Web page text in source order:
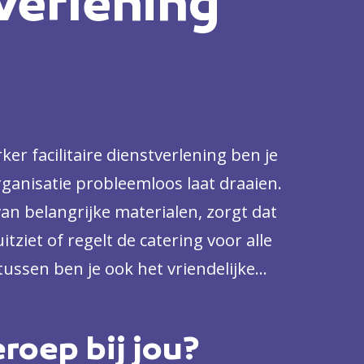
facilitaire dienstverlening ben je
probleemloos laat draaien.
belangrijke materialen, zorgt dat
of regelt de catering voor alle
ben je ook het vriendelijke
in bijvoorbeeld een bedrijf,
bij jou?